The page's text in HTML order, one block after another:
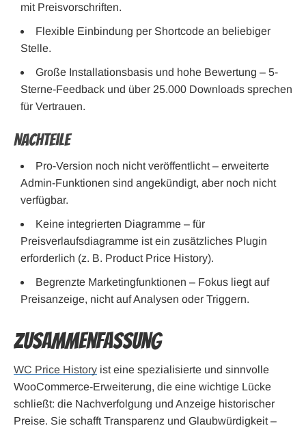
mit Preisvorschriften.
Flexible Einbindung per Shortcode an beliebiger
Stelle.
Große Installationsbasis und hohe Bewertung – 5-
Sterne-Feedback und über 25.000 Downloads sprechen
für Vertrauen.
Nachteile
Pro-Version noch nicht veröffentlicht – erweiterte
Admin-Funktionen sind angekündigt, aber noch nicht
verfügbar.
Keine integrierten Diagramme – für
Preisverlaufsdiagramme ist ein zusätzliches Plugin
erforderlich (z. B. Product Price History).
Begrenzte Marketingfunktionen – Fokus liegt auf
Preisanzeige, nicht auf Analysen oder Triggern.
Zusammenfassung
WC Price History ist eine spezialisierte und sinnvolle
WooCommerce-Erweiterung, die eine wichtige Lücke
schließt: die Nachverfolgung und Anzeige historischer
Preise. Sie schafft Transparenz und Glaubwürdigkeit –